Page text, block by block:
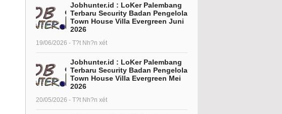
Jobhunter.id : LoKer Palembang
Terbaru Security Badan Pengelola
Town House Villa Evergreen Juni
2026
19/06/2026 - T?t Nh?n xét
Jobhunter.id : LoKer Palembang
Terbaru Security Badan Pengelola
Town House Villa Evergreen Mei
2026
20/05/2026 - T?t Nh?n xét